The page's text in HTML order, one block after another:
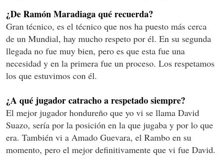
¿De Ramón Maradiaga qué recuerda?
Gran técnico, es el técnico que nos ha puesto más cerca
de un Mundial, hay mucho respeto por él. En su segunda
llegada no fue muy bien, pero es que esta fue una
necesidad y en la primera fue un proceso. Los respetamos
los que estuvimos con él.
¿A qué jugador catracho a respetado siempre?
El mejor jugador hondureño que yo vi se llama David
Suazo, sería por la posición en la que jugaba y por lo que
era. También vi a Amado Guevara, el Rambo en su
momento, pero el mejor definitivamente que vi fue David.